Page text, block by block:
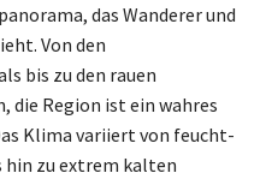
das Wanderer und
Von den
bis zu den rauen
die Region ist ein wahres
Klima variiert von feucht-
zu extrem kalten